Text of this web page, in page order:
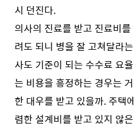
시 던진다.
의사의 진료를 받고 진료비
려도 되니 병을 잘 고쳐달라
사도 기준이 되는 수수료 요
는 비용을 흥정하는 경우는
한 대우를 받고 있을까. 주택
렴한 설계비를 받고 있지 않